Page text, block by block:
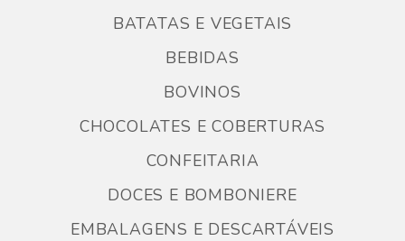
BATATAS E VEGETAIS
BEBIDAS
BOVINOS
CHOCOLATES E COBERTURAS
CONFEITARIA
DOCES E BOMBONIERE
EMBALAGENS E DESCARTÁVEIS